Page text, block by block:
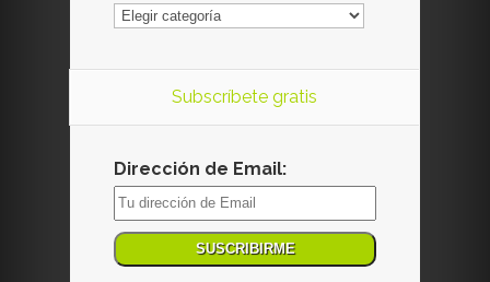
Subscríbete gratis
Dirección de Email: